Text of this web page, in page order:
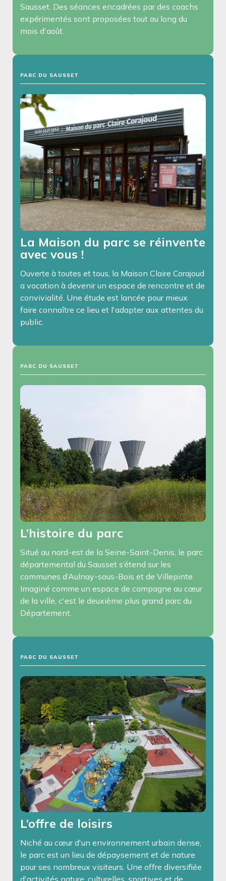
Sausset. Des séances encadrées par des coachs
expérimentés sont proposées tout au long du
mois d'août.
PARC DU SAUSSET
La Maison du parc se réinvente
avec vous !
Ouverte à toutes et tous, la Maison Claire Corajoud
a vocation à devenir un espace de rencontre et de
convivialité. Une étude est lancée pour mieux
faire connaître ce lieu et l'adapter aux attentes du
public.
PARC DU SAUSSET
L’histoire du parc
Situé au nord-est de la Seine-Saint-Denis, le parc
départemental du Sausset s’étend sur les
communes d’Aulnay-sous-Bois et de Villepinte.
Imaginé comme un espace de campagne au cœur
de la ville, c'est le deuxième plus grand parc du
Département.
PARC DU SAUSSET
L’offre de loisirs
Niché au cœur d'un environnement urbain dense,
le parc est un lieu de dépaysement et de nature
pour ses nombreux visiteurs. Une offre diversifiée